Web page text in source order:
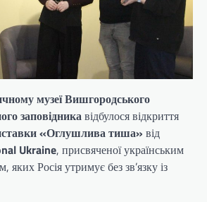
музеї Вишгородського
заповідникавідбулося відкриття
«Оглушлива тиша» від
Ukraine, присвяченої українським
яких Росія утримує без зв’язку із